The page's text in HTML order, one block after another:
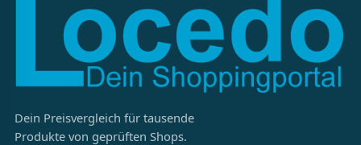
Dein Preisvergleich für tausende
Produkte von geprüften Shops.